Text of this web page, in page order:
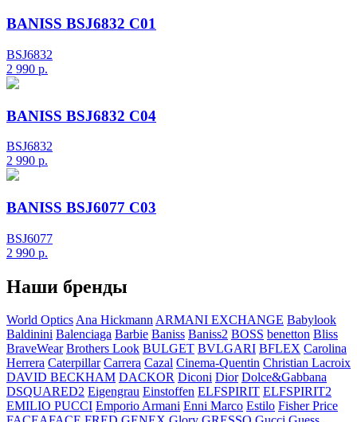
BANISS BSJ6832 C01
BSJ6832
2 990 р.
BANISS BSJ6832 C04
BSJ6832
2 990 р.
BANISS BSJ6077 C03
BSJ6077
2 990 р.
Наши бренды
World OpticsAna HickmannARMANI EXCHANGE Babylook
Baldinini Balenciaga Barbie Baniss Baniss2 BOSS benetton Bliss
BraveWear Brothers Look BULGET BVLGARI BFLEX Carolina
Herrera Caterpillar Carrera Cazal Cinema-Quentin Christian Lacroix
DAVID BECKHAM DACKOR Diconi Dior Dolce&Gabbana
DSQUARED2 Eigengrau Einstoffen ELFSPIRIT ELFSPIRIT2
EMILIO PUCCI Emporio Armani Enni Marco Estilo Fisher Price